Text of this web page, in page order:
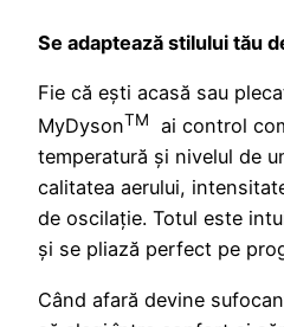
Se adaptează stilului tău
Fie că ești acasă sau
MyDysonTM
ai control
temperatură și nivelul de
calitatea aerului,
de oscilație. Totul este
și se pliază perfect pe
Când afară devine